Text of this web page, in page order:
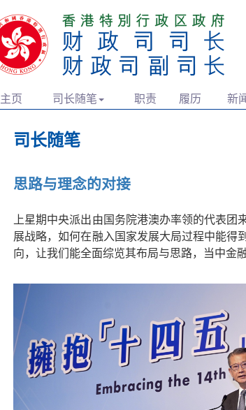
主页
司长随笔 职责 履历 新
司长随笔
思路与理念的对接
上星期中央派出由国务院港澳办率领的代表
展战略，如何在融入国家发展大局过程中能
向，让我们能全面综览其布局与思路，当中金